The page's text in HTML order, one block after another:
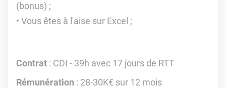
(bonus) ;
Vous êtes à l'aise sur Excel ;
Contrat : CDI - 39h avec 17 jours de RTT
Rémunération : 28-30K€ sur 12 mois